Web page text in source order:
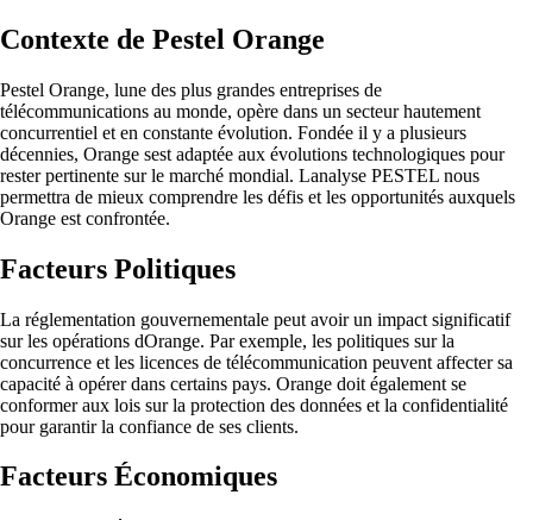
Contexte de Pestel Orange
Pestel Orange, lune des plus grandes entreprises de
télécommunications au monde, opère dans un secteur hautement
concurrentiel et en constante évolution. Fondée il y a plusieurs
décennies, Orange sest adaptée aux évolutions technologiques pour
rester pertinente sur le marché mondial. Lanalyse PESTEL nous
permettra de mieux comprendre les défis et les opportunités auxquels
Orange est confrontée.
Facteurs Politiques
La réglementation gouvernementale peut avoir un impact significatif
sur les opérations dOrange. Par exemple, les politiques sur la
concurrence et les licences de télécommunication peuvent affecter sa
capacité à opérer dans certains pays. Orange doit également se
conformer aux lois sur la protection des données et la confidentialité
pour garantir la confiance de ses clients.
Facteurs Économiques